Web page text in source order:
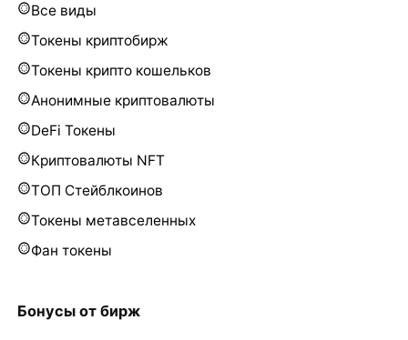
Все виды
Токены криптобирж
Токены крипто кошельков
Анонимные криптовалюты
DeFi Токены
Криптовалюты NFT
ТОП Стейблкоинов
Токены метавселенных
Фан токены
Бонусы от бирж